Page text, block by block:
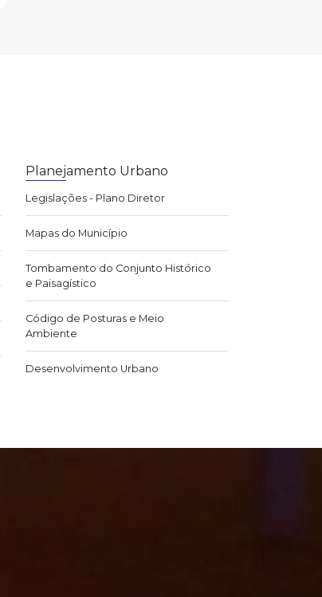
Planejamento Urbano
Legislações - Plano Diretor
Mapas do Município
Tombamento do Conjunto Histórico
e Paisagístico
Código de Posturas e Meio
Ambiente
Desenvolvimento Urbano